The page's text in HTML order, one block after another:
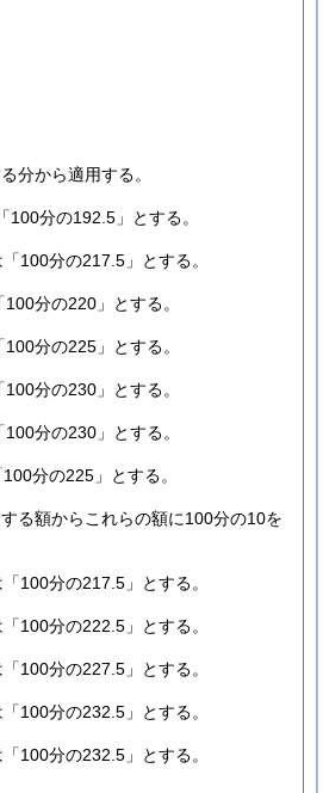
分から適用する。
分の192.5」とする。
100分の217.5」とする。
分の220」とする。
分の225」とする。
分の230」とする。
分の230」とする。
分の225」とする。
る額からこれらの額に100分の10を
100分の217.5」とする。
100分の222.5」とする。
100分の227.5」とする。
100分の232.5」とする。
100分の232.5」とする。